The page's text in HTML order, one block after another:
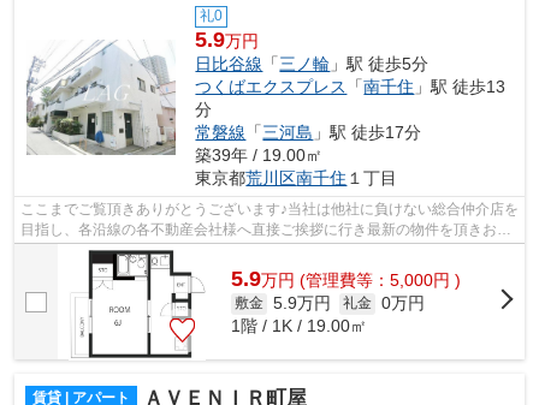
礼0
5.9万円
日比谷線 「三ノ輪 」駅 徒歩5分
つくばエクスプレス
「南千住 」駅 徒歩13
分
常磐線 「三河島 」駅 徒歩17分
築39年 / 19.00㎡
東京都荒川区南千住 １丁目
ここまでご覧頂きありがとうございます♪当社は他社に負けない総合仲介店を
目指し、各沿線の各不動産会社様へ直接ご挨拶に行き最新の物件を頂きお客
様へ提供しております！最新の情報は...
5.9万円 (管理費等：5,000円 )
敷金 5.9万円 礼金 0万円
1階 / 1K / 19.00㎡
賃貸 | アパート ＡＶＥＮＩＲ町屋